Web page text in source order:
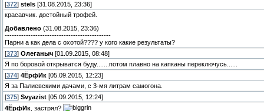
[372] stels [31.08.2015, 23:36]
красавчик. достойный трофей.
Добавлено (31.08.2015, 23:36)
---------------------------------------------
Парни а как дела с охотой???? у кого какие результаты?
[373] Олеганыч [01.09.2015, 08:48]
Я по боровой открыватся буду.......потом плавно на капканы переключусь......
[374] 4ЁрфИк [05.09.2015, 12:23]
Я за Палиевскими дачами, с 3-мя литрам самогона.
[375] Svyazist [05.09.2015, 12:24]
4ЁрфИк , застрял?